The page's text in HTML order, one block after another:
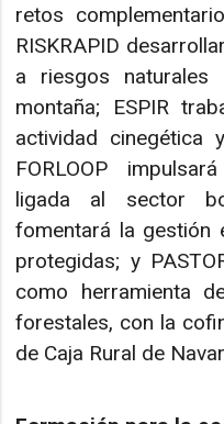
retos
RISKRAPID
a riesgos naturales
montaña; ESPIR
actividad cinegética
FORLOOP
ligada al sector
fomentará la gestión
protegidas; y
como herramienta
forestales, con la
de Caja Rural de